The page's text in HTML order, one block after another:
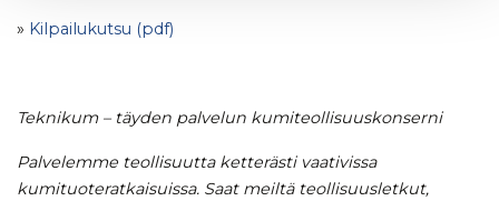
» Kilpailukutsu (pdf)
Teknikum – täyden palvelun kumiteollisuuskonserni
Palvelemme teollisuutta ketterästi vaativissa
kumituoteratkaisuissa. Saat meiltä teollisuusletkut,